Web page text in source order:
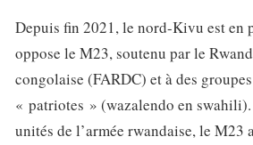
Depuis fin 2021, le nord-Kivu est en
oppose le M23, soutenu par le
congolaise (FARDC) et à des
« patriotes » (wazalendo en
unités de l’armée rwandaise, le M23